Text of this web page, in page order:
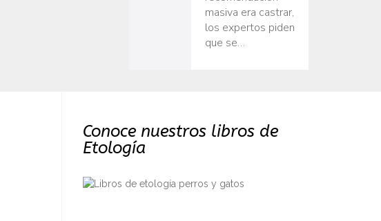
masiva era castrar,
los expertos piden
que se…
Conoce nuestros libros de
Etología